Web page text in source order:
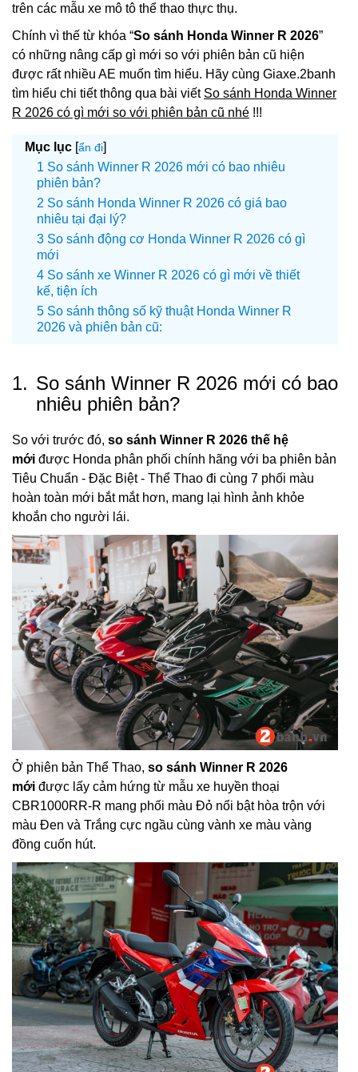
trên các mẫu xe mô tô thể thao thực thụ.
Chính vì thế từ khóa “So sánh Honda Winner R 2026”
có những nâng cấp gì mới so với phiên bản cũ hiện
được rất nhiều AE muốn tìm hiểu. Hãy cùng Giaxe.2banh
tìm hiểu chi tiết thông qua bài viết So sánh Honda Winner
R 2026 có gì mới so với phiên bản cũ nhé !!!
Mục lục [ẩn đi]
So sánh Winner R 2026 mới có bao nhiêu
phiên bản?
So sánh Honda Winner R 2026 có giá bao
nhiêu tại đại lý?
So sánh động cơ Honda Winner R 2026 có gì
mới
So sánh xe Winner R 2026 có gì mới về thiết
kế, tiện ích
So sánh thông số kỹ thuật Honda Winner R
2026 và phiên bản cũ:
1. So sánh Winner R 2026 mới có bao
nhiêu phiên bản?
So với trước đó, so sánh Winner R 2026 thế hệ
mới được Honda phân phối chính hãng với ba phiên bản
Tiêu Chuẩn - Đặc Biệt - Thể Thao đi cùng 7 phối màu
hoàn toàn mới bắt mắt hơn, mang lại hình ảnh khỏe
khoắn cho người lái.
Ở phiên bản Thể Thao, so sánh Winner R 2026
mới được lấy cảm hứng từ mẫu xe huyền thoại
CBR1000RR-R mang phối màu Đỏ nổi bật hòa trộn với
màu Đen và Trắng cực ngầu cùng vành xe màu vàng
đồng cuốn hút.